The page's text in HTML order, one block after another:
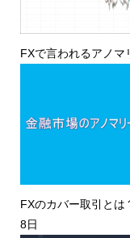
FXで言われるアノマ
FXのカバー取引とは
8日